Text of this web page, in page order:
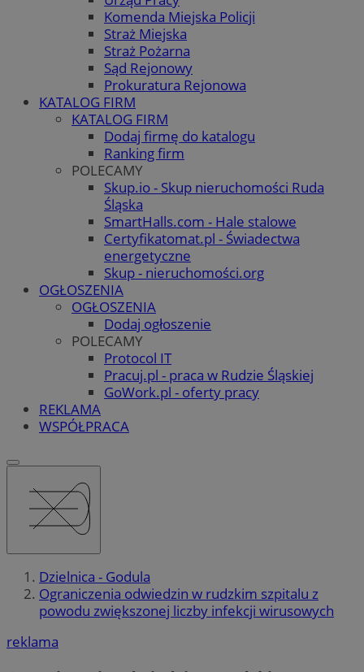
Komenda Miejska Policji
Straż Miejska
Straż Pożarna
Sąd Rejonowy
Prokuratura Rejonowa
KATALOG FIRM
KATALOG FIRM
Dodaj firmę do katalogu
Ranking firm
POLECAMY
Skup.io - Skup nieruchomości Ruda
Śląska
SmartHalls.com - Hale stalowe
Certyfikatomat.pl - Świadectwa
energetyczne
Skup - nieruchomości.org
OGŁOSZENIA
OGŁOSZENIA
Dodaj ogłoszenie
POLECAMY
Protocol IT
Pracuj.pl - praca w Rudzie Śląskiej
GoWork.pl - oferty pracy
REKLAMA
WSPÓŁPRACA
Dzielnica - Godula
Ograniczenia odwiedzin w rudzkim szpitalu z
powodu zwiększonej liczby infekcji wirusowych
reklama